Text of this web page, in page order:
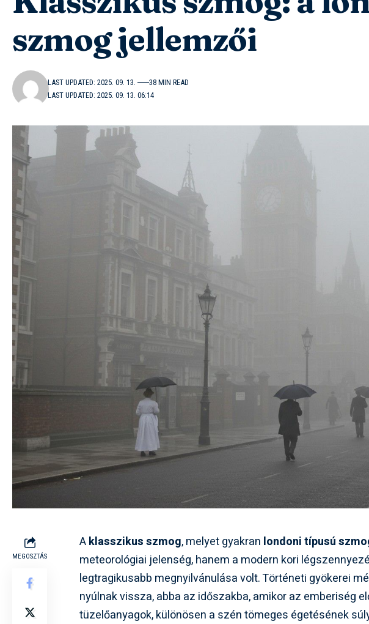
szmog jellemzői
LAST UPDATED: 2025. 09. 13. 06:14
LAST UPDATED: 2025. 09. 13. 38 MIN READ
MEGOSZTÁS
Aklasszikus szmog, melyet gyakran londoni típusú
meteorológiai jelenség, hanem a modern kori
legtragikusabb megnyilvánulása volt. Történeti gyökerei
nyúlnak vissza, abba az időszakba, amikor az emberiség
tüzelőanyagok, különösen a szén tömeges égetésének